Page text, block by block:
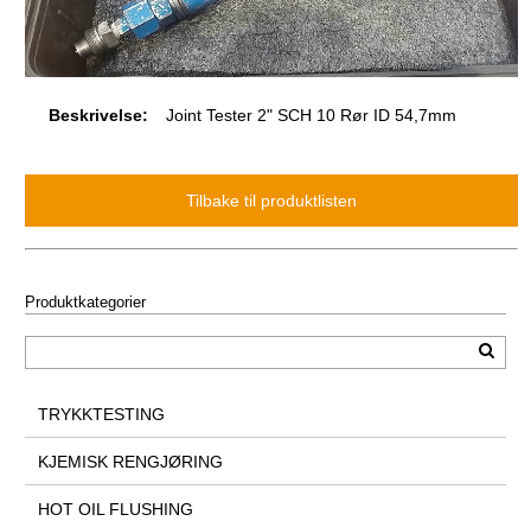
Beskrivelse: Joint Tester 2" SCH 10 Rør ID 54,7mm
Produktkategorier
TRYKKTESTING
KJEMISK RENGJØRING
HOT OIL FLUSHING